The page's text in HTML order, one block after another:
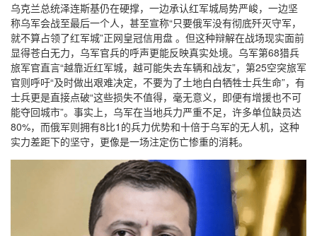
乌克兰总统泽连斯基仍在硬撑，一边承认红军城局势严峻，一边坚
称乌军会战至最后一个人，甚至宣称“只要俄军没有彻底歼灭守军，
就不算占领了红军城”正网皇冠信用盘 。但这种辩解在战场现实面前
显得苍白无力，乌军官兵的呼声更能反映真实处境。乌军第68猎兵
旅军官直言“越靠近红军城，越可能失去车辆和战友”，第25空突旅军
官则呼吁“及时做出艰难决定，不要为了土地白白牺牲士兵生命”，有
士兵更是直接点破“这些损失不值得，毫无意义，即便有增援也不可
能夺回城市”。事实上，乌军在当地兵力严重不足，许多单位缺员达
80%，而俄军则拥有8比1的兵力优势和十倍于乌军的无人机，这种
实力差距下的坚守，更像是一场注定伤亡惨重的消耗。